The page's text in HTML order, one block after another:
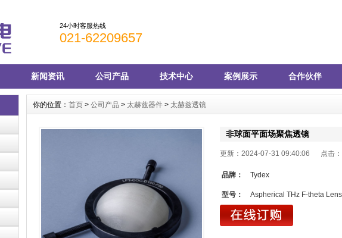
24小时客服热线
021-62209657
新闻资讯 公司产品 技术中心 案例展示 合作伙伴
你的位置： 首页 > 公司产品 > 太赫兹器件 > 太赫兹透镜
非球面平面场聚焦透镜
更新：2024-07-31 09:40:06 点击：
品牌： Tydex
型号： Aspherical THz F-theta